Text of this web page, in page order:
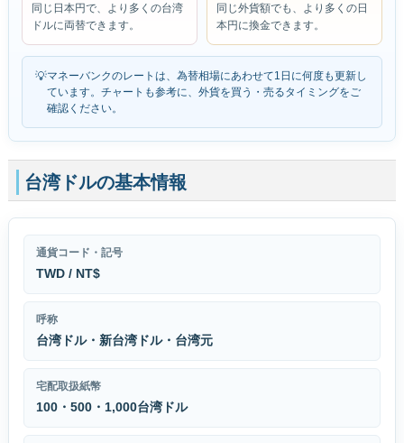
同じ日本円で、より多くの台湾
ドルに両替できます。
同じ外貨額でも、より多くの日
本円に換金できます。
💡マネーバンクのレートは、為替相場にあわせて1日に何度も更新し
ています。チャートも参考に、外貨を買う・売るタイミングをご
確認ください。
台湾ドルの基本情報
通貨コード・記号
TWD / NT$
呼称
台湾ドル・新台湾ドル・台湾元
宅配取扱紙幣
100・500・1,000台湾ドル